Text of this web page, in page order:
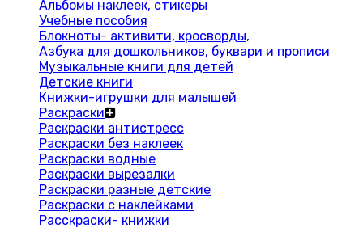
Альбомы наклеек, стикеры
Учебные пособия
Блокноты- активити, кросворды,
Азбука для дошкольников, буквари и прописи
Музыкальные книги для детей
Детские книги
Книжки-игрушки для малышей
Раскраски
Раскраски антистресс
Раскраски без наклеек
Раскраски водные
Раскраски вырезалки
Раскраски разные детские
Раскраски с наклейками
Расскраски- книжки